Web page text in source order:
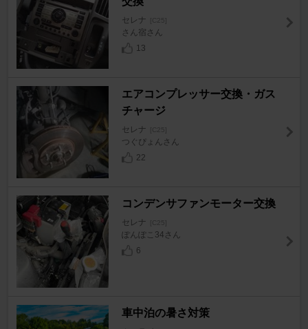
セレナ [C25]
さん宿さん
13
エアコンプレッサー交換・ガス
チャージ
セレナ [C25]
つぐぴょんさん
22
コンデンサファンモーター交換
セレナ [C25]
ぽんぽこ34さん
6
車中泊の暑さ対策